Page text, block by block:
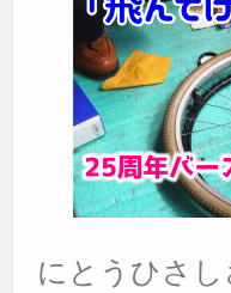
にとうひさ